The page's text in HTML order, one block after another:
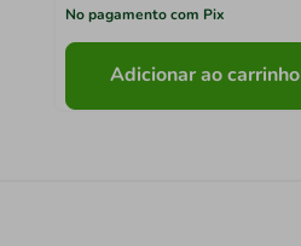
No pagamento com Pix
Adicionar ao carrinho